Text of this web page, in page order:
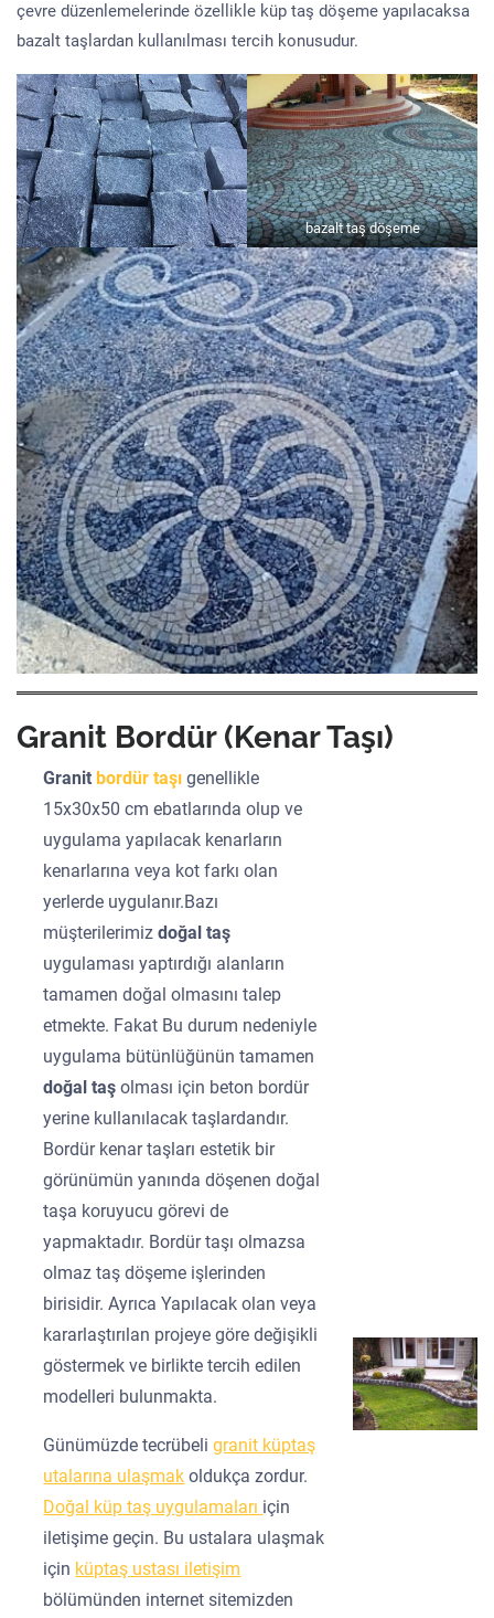
çevre düzenlemelerinde özellikle küp taş döşeme yapılacaksa
bazalt taşlardan kullanılması tercih konusudur.
bazalt taş döşeme
Granit Bordür (Kenar Taşı)
Granitbordür taşı genellikle
15x30x50 cm ebatlarında olup ve
uygulama yapılacak kenarların
kenarlarına veya kot farkı olan
yerlerde uygulanır.Bazı
müşterilerimizdoğal taş
uygulaması yaptırdığı alanların
tamamen doğal olmasını talep
etmekte. Fakat Bu durum nedeniyle
uygulama bütünlüğünün tamamen
doğal taşolması için beton bordür
yerine kullanılacak taşlardandır.
Bordür kenar taşları estetik bir
görünümün yanında döşenen doğal
taşa koruyucu görevi de
yapmaktadır. Bordür taşı olmazsa
olmaz taş döşeme işlerinden
birisidir. Ayrıca Yapılacak olan veya
kararlaştırılan projeye göre değişikli
göstermek ve birlikte tercih edilen
modelleri bulunmakta.
Günümüzde tecrübeligranit küptaş
utalarına ulaşmak oldukça zordur.
Doğal küp taş uygulamaları için
iletişime geçin. Bu ustalara ulaşmak
için küptaş ustası iletişim
bölümünden internet sitemizden